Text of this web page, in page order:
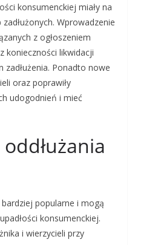
konsumenckiej miały na
Wprowadzenie
z ogłoszeniem
konieczności likwidacji
Ponadto nowe
oraz poprawiły
udogodnień i mieć
popularne i mogą
konsumenckiej.
i wierzycieli przy